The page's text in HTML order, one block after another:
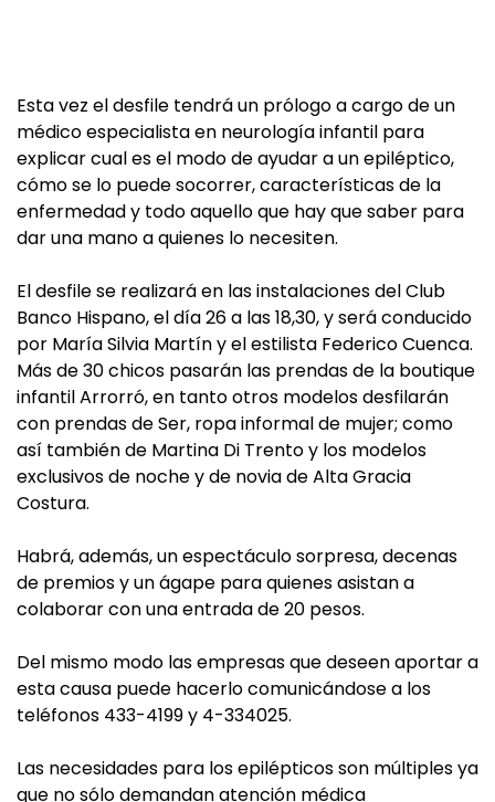
Esta vez el desfile tendrá un prólogo a cargo de un
médico especialista en neurología infantil para
explicar cual es el modo de ayudar a un epiléptico,
cómo se lo puede socorrer, características de la
enfermedad y todo aquello que hay que saber para
dar una mano a quienes lo necesiten.
El desfile se realizará en las instalaciones del Club
Banco Hispano, el día 26 a las 18,30, y será conducido
por María Silvia Martín y el estilista Federico Cuenca.
Más de 30 chicos pasarán las prendas de la boutique
infantil Arrorró, en tanto otros modelos desfilarán
con prendas de Ser, ropa informal de mujer; como
así también de Martina Di Trento y los modelos
exclusivos de noche y de novia de Alta Gracia
Costura.
Habrá, además, un espectáculo sorpresa, decenas
de premios y un ágape para quienes asistan a
colaborar con una entrada de 20 pesos.
Del mismo modo las empresas que deseen aportar a
esta causa puede hacerlo comunicándose a los
teléfonos 433-4199 y 4-334025.
Las necesidades para los epilépticos son múltiples ya
que no sólo demandan atención médica